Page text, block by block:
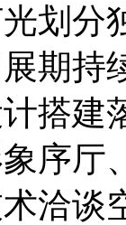
划分
期持
搭建
序厅
洽谈